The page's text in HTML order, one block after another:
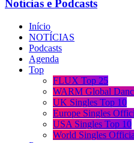
Início
NOTÍCIAS
Podcasts
Agenda
Top
FLUX Top 25
WARM Global
UK Singles Top 10
Europe Singles
USA Singles Top 10
World Singles